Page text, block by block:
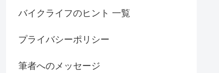
バイクライフのヒント 一覧
プライバシーポリシー
筆者へのメッセージ